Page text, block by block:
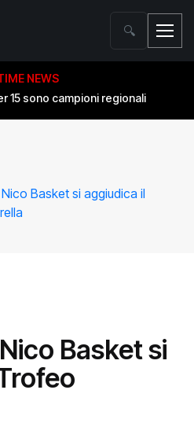
🔍
NEWS
15 sono campioni regionali
Basket si aggiudica il
Basket si